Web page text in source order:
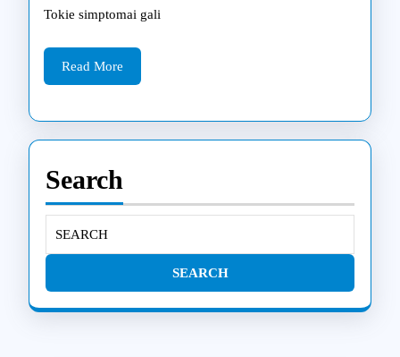
atėjo
Tokie simptomai gali
Read More
More
Search
for: